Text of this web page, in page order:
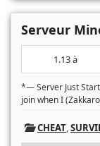
Serveur
1.13 à
*— Server Just
join when I
CHEAT,